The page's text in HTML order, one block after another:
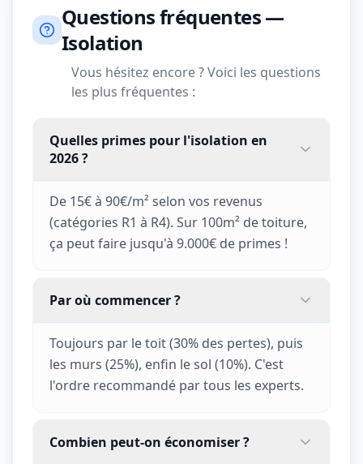
Questions fréquentes —
Isolation
Vous hésitez encore ? Voici les questions
les plus fréquentes :
Quelles primes pour l'isolation en
2026 ?
De 15€ à 90€/m² selon vos revenus
(catégories R1 à R4). Sur 100m² de toiture,
ça peut faire jusqu'à 9.000€ de primes !
Par où commencer ?
Toujours par le toit (30% des pertes), puis
les murs (25%), enfin le sol (10%). C'est
l'ordre recommandé par tous les experts.
Combien peut-on économiser ?